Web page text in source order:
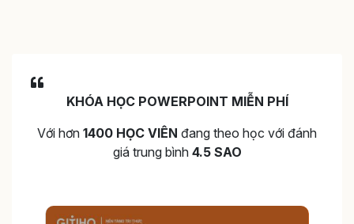
KHÓA HỌC POWERPOINT MIỄN PHÍ
Với hơn 1400 HỌC VIÊN đang theo học với đánh
giá trung bình 4.5 SAO